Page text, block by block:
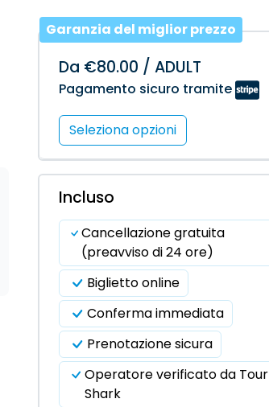
Garanzia del miglior prezzo
Da €80.00 / ADULT
Pagamento sicuro tramite
Seleziona opzioni
Incluso
Cancellazione gratuita
(preavviso di 24 ore)
Biglietto online
Conferma immediata
Prenotazione sicura
Operatore verificato da Tour
Shark